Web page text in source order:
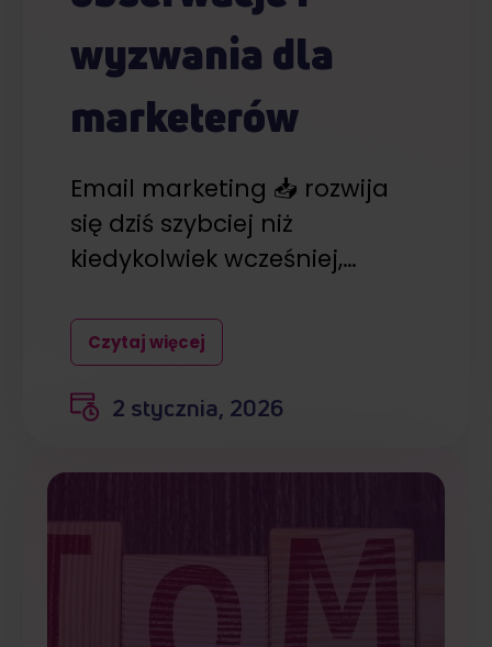
Partnerzy mogą połączyć te informacje z innymi danymi
otrzymanymi od Ciebie lub uzyskanymi podczas
korzystania z ich usług.
wyzwania dla
marketerów
Email marketing 📥 rozwija
się dziś szybciej niż
kiedykolwiek wcześniej,…
Czytaj więcej
2 stycznia, 2026